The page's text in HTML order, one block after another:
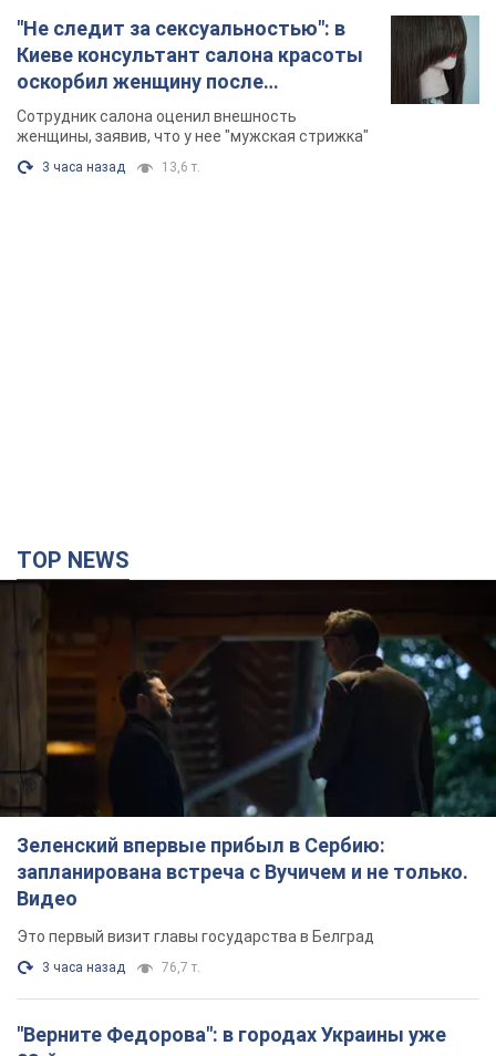
"Не следит за сексуальностью": в
Киеве консультант салона красоты
оскорбил женщину после
химиотерапии, разгорелся скандал.
Фото
Сотрудник салона оценил внешность
женщины, заявив, что у нее "мужская стрижка"
3 часа назад 13,6 т.
TOP NEWS
Зеленский впервые прибыл в Сербию:
запланирована встреча с Вучичем и не только.
Видео
Это первый визит главы государства в Белград
3 часа назад 76,7 т.
"Верните Федорова": в городах Украины уже